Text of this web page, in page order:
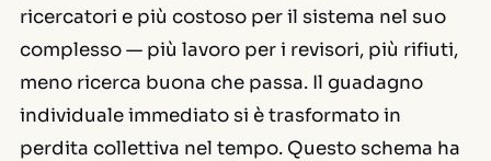
ricercatori e più costoso per il sistema nel suo
complesso — più lavoro per i revisori, più rifiuti,
meno ricerca buona che passa. Il guadagno
individuale immediato si è trasformato in
perdita collettiva nel tempo. Questo schema ha